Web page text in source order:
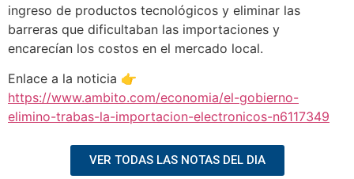
ingreso de productos tecnológicos y eliminar las
barreras que dificultaban las importaciones y
encarecían los costos en el mercado local.
Enlace a la noticia 👉
https://www.ambito.com/economia/el-gobierno-
elimino-trabas-la-importacion-electronicos-n6117349
VER TODAS LAS NOTAS DEL DIA